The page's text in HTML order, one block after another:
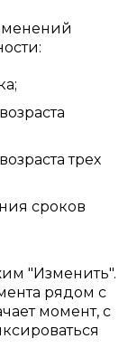
трех
сроков
"Изменить".
рядом с
момент, с